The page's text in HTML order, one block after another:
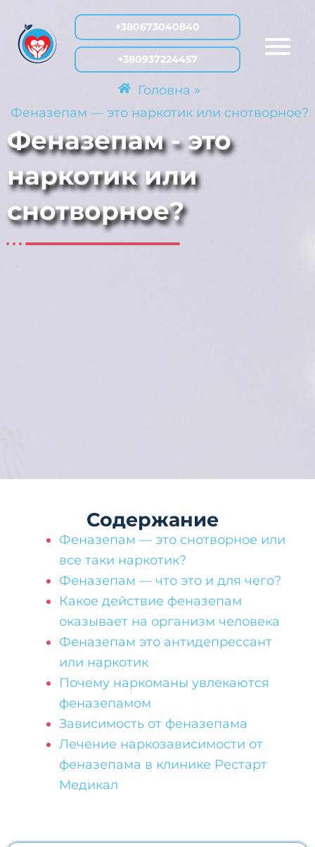
содержимому
+380673040840
+380937224457
Головна »
Феназепам — это наркотик или снотворное?
Феназепам - это
наркотик или
снотворное?
Содержание
Феназепам — это снотворное или
все таки наркотик?
Феназепам — что это и для чего?
Какое действие феназепам
оказывает на организм человека
Феназепам это антидепрессант
или наркотик
Почему наркоманы увлекаются
феназепамом
Зависимость от феназепама
Лечение наркозависимости от
феназепама в клинике Рестарт
Медикал